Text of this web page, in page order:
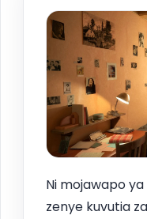
Ni mojawapo
zenye kuvutia